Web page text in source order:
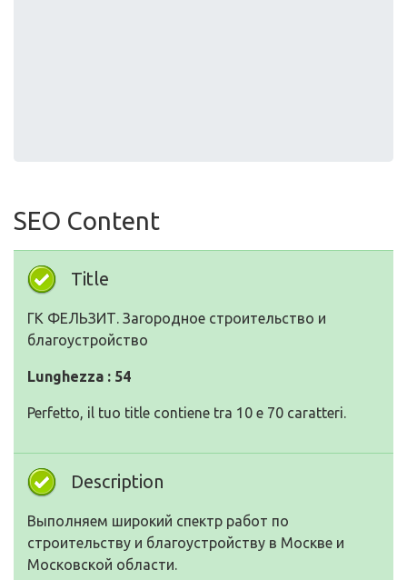
SEO Content
Title
ГК ФЕЛЬЗИТ. Загородное строительство и
благоустройство
Lunghezza : 54
Perfetto, il tuo title contiene tra 10 e 70 caratteri.
Description
Выполняем широкий спектр работ по
строительству и благоустройству в Москве и
Московской области.